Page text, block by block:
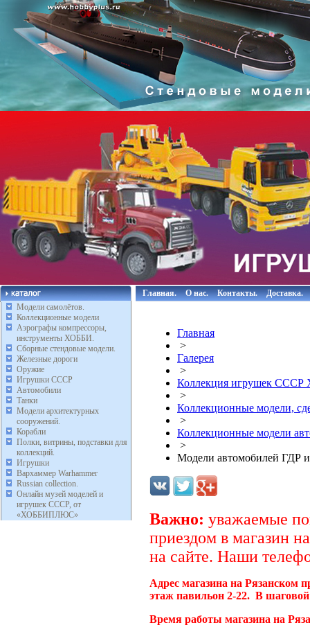
Модели самолётов.
Коллекционные модели
Аэрографы компрессоры,
инструменты ХОББИ.
Сборные стендовые модели.
Железные дороги
Оружие
Игрушки СССР
Автомобили
Танки
Модели архитектурных
сооружений.
Корабли
Полки, витрины, подставки для
коллекций.
Игрушки
Вархаммер Warhammer
Russian collection.
Онлайн музей моделей и
игрушек СССР, от
«ХОББИПЛЮС»
Главная. О нас. Контакты. Доставка.
Главная
>
Галерея
>
Коллекция игрушек
>
Коллекционные модели,
>
Коллекционные модели
>
Модели автомобилей ГДР
Важно: уважаемые
приездом в магазин
на сайте. Наши
Адрес магазина на Рязанском
этаж павильон 2-22. В
Время работы магазина на